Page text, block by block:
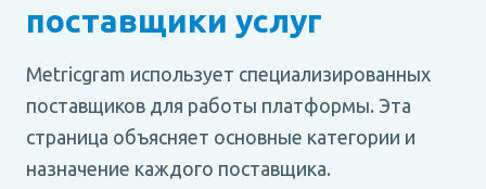
поставщики услуг
Metricgram использует специализированных
поставщиков для работы платформы. Эта
страница объясняет основные категории и
назначение каждого поставщика.